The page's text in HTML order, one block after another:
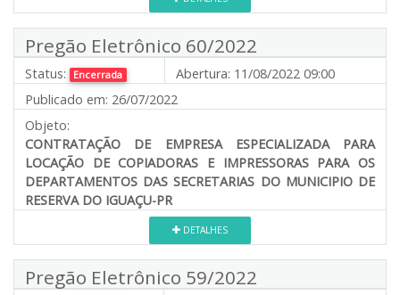
Pregão Eletrônico 60/2022
Status: Encerrada Abertura: 11/08/2022 09:00
Publicado em: 26/07/2022
Objeto:
CONTRATAÇÃO DE EMPRESA ESPECIALIZADA PARA
LOCAÇÃO DE COPIADORAS E IMPRESSORAS PARA OS
DEPARTAMENTOS DAS SECRETARIAS DO MUNICIPIO DE
RESERVA DO IGUAÇU-PR
DETALHES
Pregão Eletrônico 59/2022